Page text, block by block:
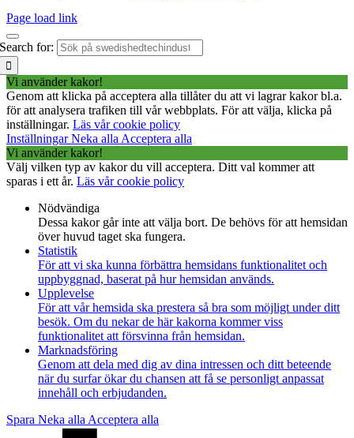
Page load link
Search for:
Vi använder kakor!
Genom att klicka på acceptera alla tillåter du att vi lagrar kakor bl.a.
för att analysera trafiken till vår webbplats. För att välja, klicka på
inställningar. Läs vår cookie policy
InställningarNeka alla Acceptera alla
Vi använder kakor!
Välj vilken typ av kakor du vill acceptera. Ditt val kommer att
sparas i ett år. Läs vår cookie policy
Nödvändiga
Dessa kakor går inte att välja bort. De behövs för att hemsidan
över huvud taget ska fungera.
Statistik
För att vi ska kunna förbättra hemsidans funktionalitet och
uppbyggnad, baserat på hur hemsidan används.
Upplevelse
För att vår hemsida ska prestera så bra som möjligt under ditt
besök. Om du nekar de här kakorna kommer viss
funktionalitet att försvinna från hemsidan.
Marknadsföring
Genom att dela med dig av dina intressen och ditt beteende
när du surfar ökar du chansen att få se personligt anpassat
innehåll och erbjudanden.
Spara Neka alla Acceptera alla